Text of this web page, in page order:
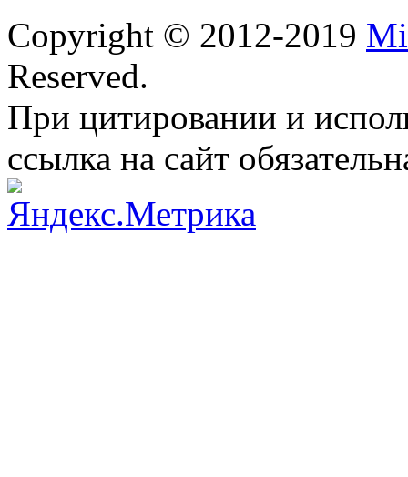
Copyright © 2012-2019
Reserved.
При цитировании и
ссылка на сайт